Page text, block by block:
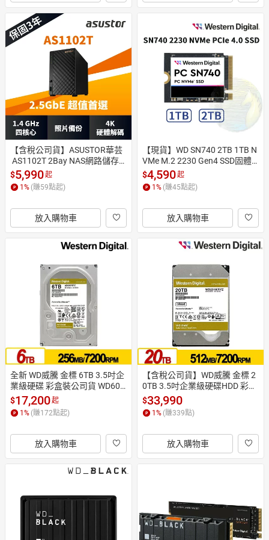
【含稅公司貨】ASUSTOR華芸
AS1102T 2Bay NAS網路儲存
伺服器 相容 20TB 18TB 16TB
硬碟
$5,990起
1 % (賺59點起)
放入購物車
【現貨】WD SN740 2TB 1TB N
VMe M.2 2230 Gen4 SSD固體
硬碟 Steam Deck擴充
$4,590起
1 % (賺45點起)
放入購物車
全新 WD威騰 金標 6TB 3.5吋企
業級硬碟 彩盒裝公司貨 WD600
3FRYZ
$17,200起
1% (賺172點起)
放入購物車
【含稅公司貨】WD威騰 金標 2
0TB 3.5吋企業級硬碟HDD 彩盒
裝 WD203KRYZ
$33,990
1% (賺339點)
放入購物車